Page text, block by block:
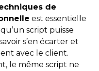
de
est essentielle
script puisse
s’en écarter et
avec le client.
le même script ne